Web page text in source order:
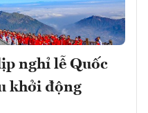
nghỉ lễ Quốc
khởi động